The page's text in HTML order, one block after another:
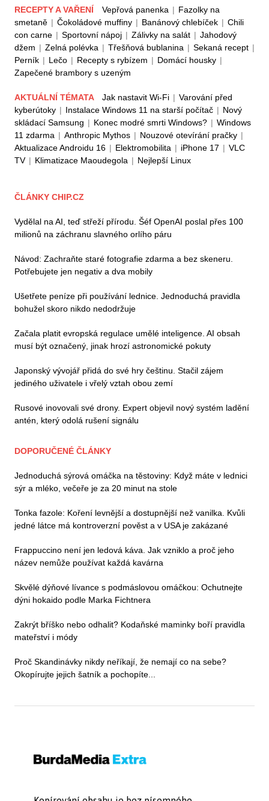
RECEPTY A VAŘENÍ Vepřová panenka | Fazolky na
smetaně | Čokoládové muffiny | Banánový chlebíček | Chili
con carne | Sportovní nápoj | Zálivky na salát | Jahodový
džem | Zelná polévka | Třešňová bublanina | Sekaná recept |
Perník | Lečo | Recepty s rybízem | Domácí housky |
Zapečené brambory s uzeným
AKTUÁLNÍ TÉMATA Jak nastavit Wi-Fi | Varování před
kyberútoky | Instalace Windows 11 na starší počítač | Nový
skládací Samsung | Konec modré smrti Windows? | Windows
11 zdarma | Anthropic Mythos | Nouzové otevírání pračky |
Aktualizace Androidu 16 | Elektromobilita | iPhone 17 | VLC
TV | Klimatizace Maoudegola | Nejlepší Linux
ČLÁNKY CHIP.CZ
Vydělal na AI, teď střeží přírodu. Šéf OpenAI poslal přes 100
milionů na záchranu slavného orlího páru
Návod: Zachraňte staré fotografie zdarma a bez skeneru.
Potřebujete jen negativ a dva mobily
Ušetřete peníze při používání lednice. Jednoduchá pravidla
bohužel skoro nikdo nedodržuje
Začala platit evropská regulace umělé inteligence. AI obsah
musí být označený, jinak hrozí astronomické pokuty
Japonský vývojář přidá do své hry češtinu. Stačil zájem
jediného uživatele i vřelý vztah obou zemí
Rusové inovovali své drony. Expert objevil nový systém ladění
antén, který odolá rušení signálu
DOPORUČENÉ ČLÁNKY
Jednoduchá sýrová omáčka na těstoviny: Když máte v lednici
sýr a mléko, večeře je za 20 minut na stole
Tonka fazole: Koření levnější a dostupnější než vanilka. Kvůli
jedné látce má kontroverzní pověst a v USA je zakázané
Frappuccino není jen ledová káva. Jak vzniklo a proč jeho
název nemůže používat každá kavárna
Skvělé dýňové lívance s podmáslovou omáčkou: Ochutnejte
dýni hokaido podle Marka Fichtnera
Zakrýt bříško nebo odhalit? Kodaňské maminky boří pravidla
mateřství i módy
Proč Skandinávky nikdy neříkají, že nemají co na sebe?
Okopírujte jejich šatník a pochopíte...